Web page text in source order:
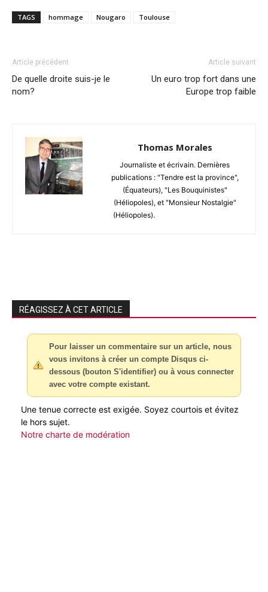
TAGS hommage Nougaro Toulouse
Article précédent
De quelle droite suis-je le
nom?
Article suivant
Un euro trop fort dans une
Europe trop faible
Thomas Morales
Journaliste et écrivain. Dernières
publications : "Tendre est la province",
(Équateurs), "Les Bouquinistes"
(Héliopoles), et "Monsieur Nostalgie"
(Héliopoles).
RÉAGISSEZ À CET ARTICLE
Pour laisser un commentaire sur un article, nous
vous invitons à créer un compte Disqus ci-
dessous (bouton S'identifier) ou à vous connecter
avec votre compte existant.
Une tenue correcte est exigée. Soyez courtois et évitez
le hors sujet.
Notre charte de modération